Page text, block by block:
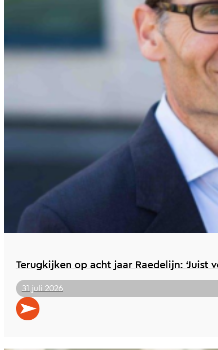
Terugkijken op acht jaar Raedelijn: ‘Juist
31 juli 2026